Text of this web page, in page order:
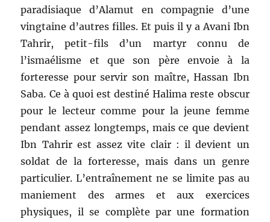
paradisiaque d’Alamut en compagnie d’une
vingtaine d’autres filles. Et puis il y a Avani Ibn
Tahrir, petit-fils d’un martyr connu de
l’ismaélisme et que son père envoie à la
forteresse pour servir son maître, Hassan Ibn
Saba. Ce à quoi est destiné Halima reste obscur
pour le lecteur comme pour la jeune femme
pendant assez longtemps, mais ce que devient
Ibn Tahrir est assez vite clair : il devient un
soldat de la forteresse, mais dans un genre
particulier. L’entraînement ne se limite pas au
maniement des armes et aux exercices
physiques, il se complète par une formation